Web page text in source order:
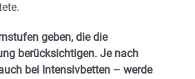
geben, die die
berücksichtigen. Je nach
bei Intensivbetten – werde